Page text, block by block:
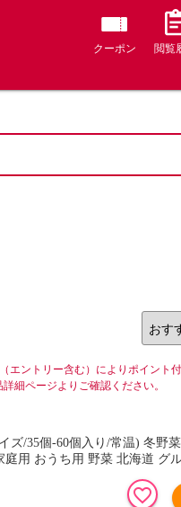
クーポン 閲覧
ントリー含む）によりポイント
細ページよりご確認ください。
ズ/35個-60個入り/常温) 冬野
用 おうち用 野菜 北海道 グ